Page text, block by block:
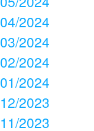
04/2024
03/2024
02/2024
01/2024
12/2023
11/2023